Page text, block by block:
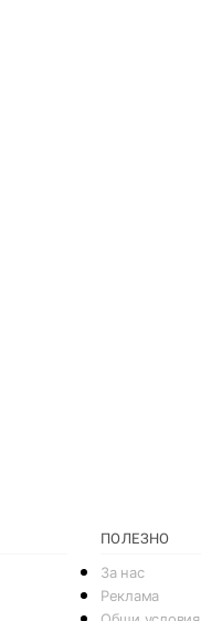
ПОЛЕЗНО
За нас
Реклама